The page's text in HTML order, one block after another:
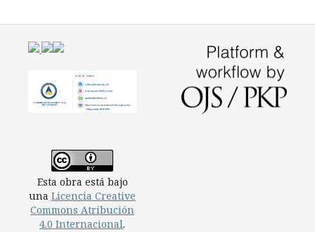
Esta obra está bajo
una Licencia Creative
Commons Atribución
4.0 Internacional.